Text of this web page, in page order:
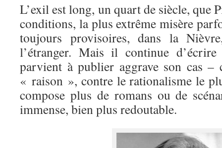
L’exil est long, un quart de siècle, que
conditions, la plus extrême misère
toujours provisoires, dans la
l’étranger. Mais il continue
parvient à publier aggrave son cas –
« raison », contre le rationalisme le
compose plus de romans ou de
immense, bien plus redoutable.